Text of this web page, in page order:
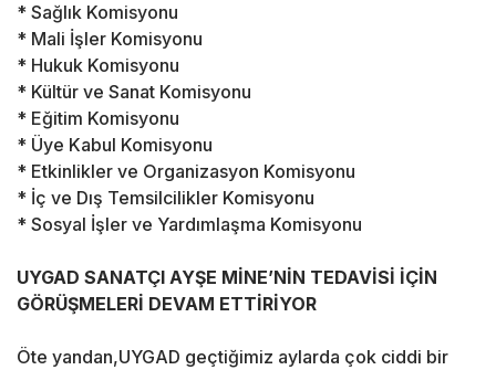
* Sağlık Komisyonu
* Mali İşler Komisyonu
* Hukuk Komisyonu
* Kültür ve Sanat Komisyonu
* Eğitim Komisyonu
* Üye Kabul Komisyonu
* Etkinlikler ve Organizasyon Komisyonu
* İç ve Dış Temsilcilikler Komisyonu
* Sosyal İşler ve Yardımlaşma Komisyonu
UYGAD SANATÇI AYŞE MİNE’NİN TEDAVİSİ İÇİN
GÖRÜŞMELERİ DEVAM ETTİRİYOR
Öte yandan,UYGAD geçtiğimiz aylarda çok ciddi bir